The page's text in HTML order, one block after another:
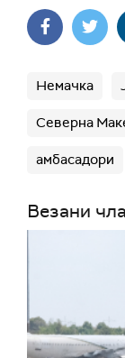
Немачка
Северна
амбасадори
Везани